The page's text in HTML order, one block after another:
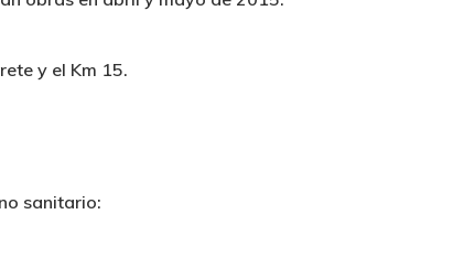
y el Km 15.
sanitario: